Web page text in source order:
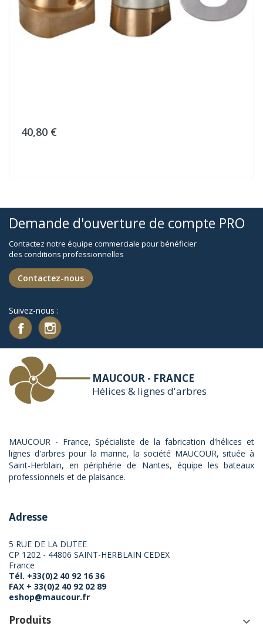
40,80 €
Demande d'ouverture de compte PRO
Contactez notre équipe commerciale pour bénéficier
des conditions professionnelles
Contactez-nous
Suivez-nous :
MAUCOUR - FRANCE
Hélices & lignes d'arbres
MAUCOUR - France, Spécialiste de la fabrication d'hélices et
lignes d'arbres pour la marine, la société MAUCOUR, située à
Saint-Herblain, en périphérie de Nantes, équipe les bateaux
professionnels et de plaisance.
Adresse
5 RUE DE LA DUTEE
CP 1202 - 44806 SAINT-HERBLAIN CEDEX
France
Tél. +33(0)2 40 92 16 36
FAX + 33(0)2 40 92 02 89
eshop@maucour.fr
Produits keyboard_arrow_down